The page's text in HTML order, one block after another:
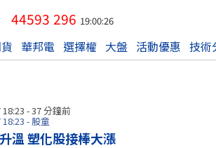
44593 296 19:00:26
華邦電 選擇權 大盤 活動優惠 技術
-37 分鐘前
- 股童
溫 塑化股接棒大漲